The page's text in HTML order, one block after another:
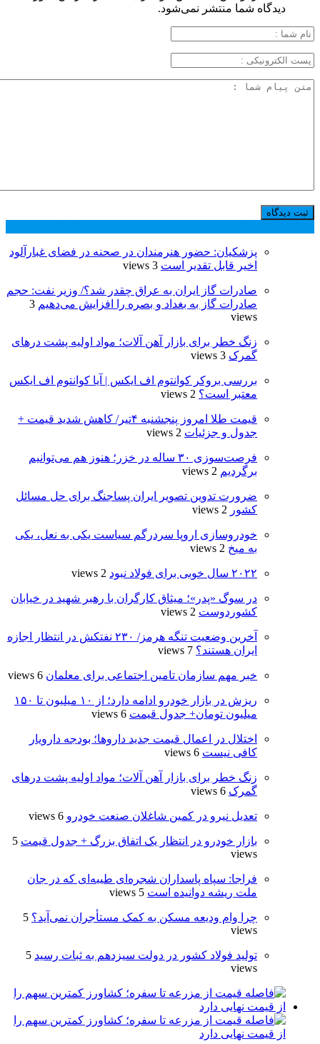
دیدگاه شما منتشر نمی‌شود.
پزشکیان: حضور هنرمندان در صحنه در فضای غبارآلود
اخیر قابل تقدیر است 3 views
صادرات گاز ایران به عراق چقدر شد؟/ وزیر نفت: حجم
صادرات گاز به بغداد و بصره را افزایش می‌دهیم 3
views
زنگ خطر برای بازار آهن آلات؛ مواد اولیه پشت درهای
گمرک 3 views
بررسی بروکر کوانتوم اف ایکس | آیا کوانتوم اف ایکس
معتبر است؟ 2 views
قیمت طلا امروز پنجشنبه ۴تیر/ کاهش شدید قیمت +
جدول و جزئیات 2 views
فرصت‌سوزی ۳۰ ساله در خزر؛ هنوز هم می‌توانیم
برگردیم 2 views
ضرورت تدوین تصویر ایران پساجنگ برای حل مسائل
کشور 2 views
خودروسازی اروپا سردرگم سیاست یکی به نعل، یکی
به میخ 2 views
۲۰۲۲ سال خوبی برای فولاد نبود 2 views
در سوگ «پدر»؛ میثاق کارگران با رهبر شهید در خیابان
کشوردوست 2 views
آخرین وضعیت تنگه هرمز/ ۲۳۰ نفتکش در انتظار اجازه
ایران هستند؟ 7 views
خبر مهم سازمان تامین اجتماعی برای معلمان 6 views
ریزش در بازار خودرو ادامه دارد؛ از ۱۰ میلیون تا ۱۵۰
میلیون تومان+ جدول قیمت 6 views
اختلال در اعمال قیمت‌ جدید داروها؛ بودجه دارویار
کافی نیست 6 views
زنگ خطر برای بازار آهن آلات؛ مواد اولیه پشت درهای
گمرک 6 views
تعدیل نیرو در کمین شاغلان صنعت خودرو 6 views
بازار خودرو در انتظار یک اتفاق بزرگ + جدول قیمت 5
views
فراجا: سپاه پاسداران شجره‌ای طیبه‌ای که در جان
ملت ریشه دوانیده است 5 views
چرا وام ودیعه مسکن به کمک مستأجران نمی‌آید؟ 5
views
تولید فولاد کشور در دولت سیزدهم به ثبات رسید 5
views